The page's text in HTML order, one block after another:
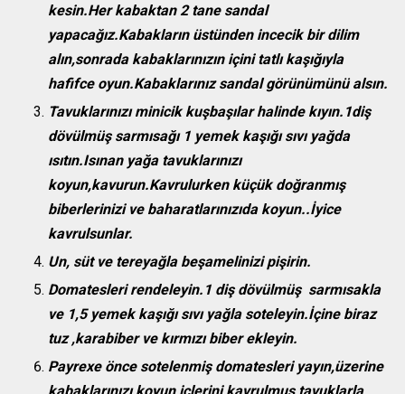
kesin.Her kabaktan 2 tane sandal
yapacağız.Kabakların üstünden incecik bir dilim
alın,sonrada kabaklarınızın içini tatlı kaşığıyla
hafifce oyun.Kabaklarınız sandal görünümünü alsın.
Tavuklarınızı minicik kuşbaşılar halinde kıyın.1diş
dövülmüş sarmısağı 1 yemek kaşığı sıvı yağda
ısıtın.Isınan yağa tavuklarınızı
koyun,kavurun.Kavrulurken küçük doğranmış
biberlerinizi ve baharatlarınızıda koyun..İyice
kavrulsunlar.
Un, süt ve tereyağla beşamelinizi pişirin.
Domatesleri rendeleyin.1 diş dövülmüş sarmısakla
ve 1,5 yemek kaşığı sıvı yağla soteleyin.İçine biraz
tuz ,karabiber ve kırmızı biber ekleyin.
Payrexe önce sotelenmiş domatesleri yayın,üzerine